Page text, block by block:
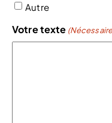
Autre
Votre texte